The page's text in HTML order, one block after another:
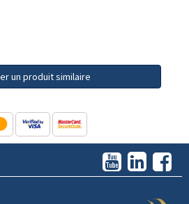
un produit similaire